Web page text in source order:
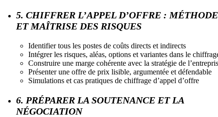
5. CHIFFRER L’APPEL D’OFFRE : MÉTHODE
ET MAÎTRISE DES RISQUES
Identifier tous les postes de coûts directs et indirects
Intégrer les risques, aléas, options et variantes dans le
Construire une marge cohérente avec la stratégie de
Présenter une offre de prix lisible, argumentée et défendable
Simulations et cas pratiques de chiffrage d’appel d’offre
6. PRÉPARER LA SOUTENANCE ET LA
NÉGOCIATION